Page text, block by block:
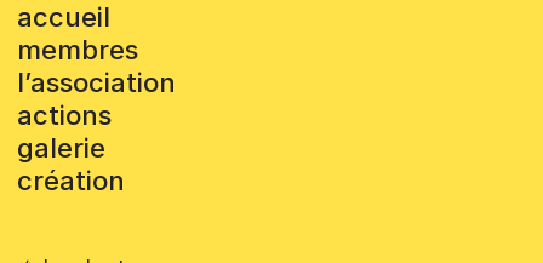
accueil
membres
l’association
actions
galerie
création